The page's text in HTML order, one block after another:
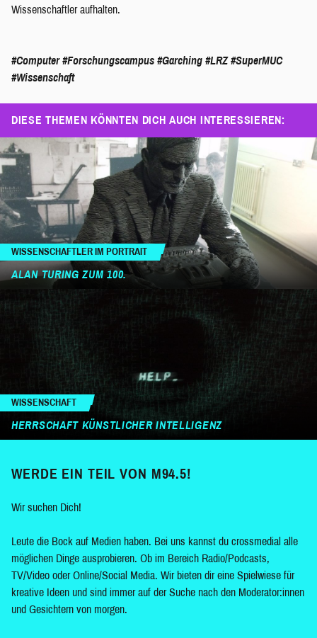
Wissenschaftler aufhalten.
#Computer #Forschungscampus #Garching #LRZ #SuperMUC
#Wissenschaft
DIESE THEMEN KÖNNTEN DICH AUCH INTERESSIEREN:
WISSENSCHAFTLER IM PORTRAIT
ALAN TURING ZUM 100.
WISSENSCHAFT
HERRSCHAFT KÜNSTLICHER INTELLIGENZ
WERDE EIN TEIL VON M94.5!
Wir suchen Dich!
Leute die Bock auf Medien haben. Bei uns kannst du crossmedial alle
möglichen Dinge ausprobieren. Ob im Bereich Radio/Podcasts,
TV/Video oder Online/Social Media. Wir bieten dir eine Spielwiese für
kreative Ideen und sind immer auf der Suche nach den Moderator:innen
und Gesichtern von morgen.